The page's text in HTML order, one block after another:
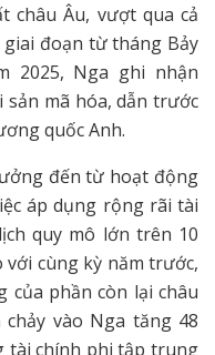
châu Âu, vượt qua cả
đoạn từ tháng Bảy
2025, Nga ghi nhận
sản mã hóa, dẫn trước
quốc Anh.
đến từ hoạt động
áp dụng rộng rãi tài
quy mô lớn trên 10
cùng kỳ năm trước,
phần còn lại châu
vào Nga tăng 48
tài chính phi tập trung